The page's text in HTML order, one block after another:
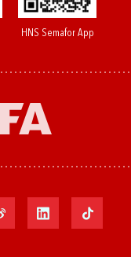
HNS Semafor App